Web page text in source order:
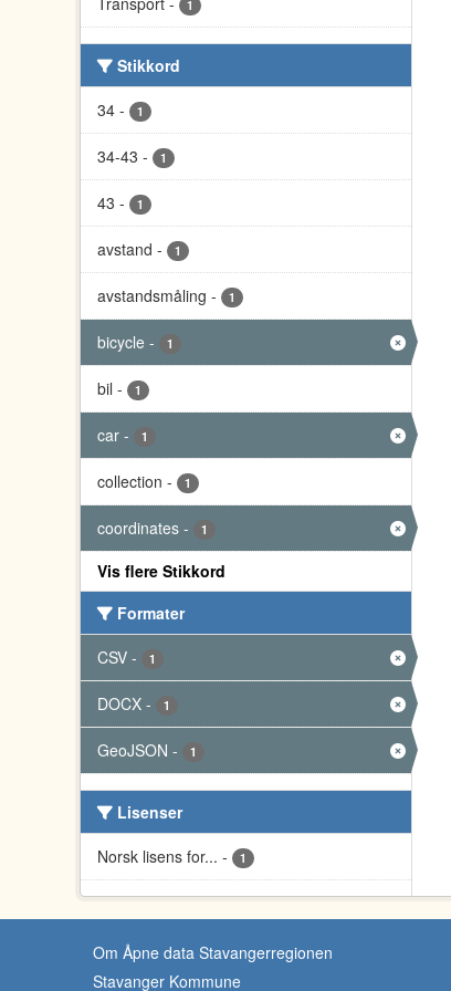
1
Stikkord
34 - 1
34-43 - 1
43 - 1
avstand - 1
avstandsmåling - 1
bicycle - 1
bil - 1
car - 1
collection - 1
coordinates - 1
Vis flere Stikkord
Formater
CSV - 1
DOCX - 1
GeoJSON - 1
Lisenser
Norsk lisens for... - 1
Om Åpne data Stavangerregionen
Stavanger Kommune